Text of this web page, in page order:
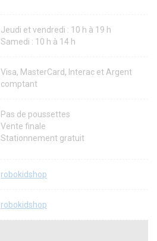
Jeudi et vendredi : 10 h à 19 h
Samedi : 10 h à 14 h
Visa, MasterCard, Interac et Argent
comptant
Pas de poussettes
Vente finale
Stationnement gratuit
robokidshop
robokidshop